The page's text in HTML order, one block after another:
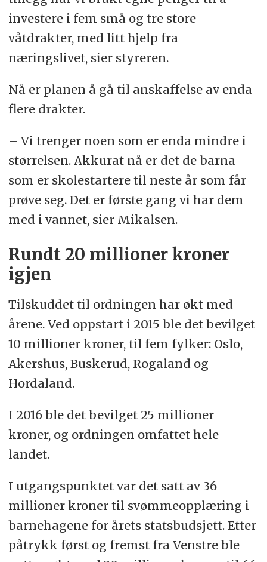
investere i fem små og tre store
våtdrakter, med litt hjelp fra
næringslivet, sier styreren.
Nå er planen å gå til anskaffelse av enda
flere drakter.
– Vi trenger noen som er enda mindre i
størrelsen. Akkurat nå er det de barna
som er skolestartere til neste år som får
prøve seg. Det er første gang vi har dem
med i vannet, sier Mikalsen.
Rundt 20 millioner kroner
igjen
Tilskuddet til ordningen har økt med
årene. Ved oppstart i 2015 ble det bevilget
10 millioner kroner, til fem fylker: Oslo,
Akershus, Buskerud, Rogaland og
Hordaland.
I 2016 ble det bevilget 25 millioner
kroner, og ordningen omfattet hele
landet.
I utgangspunktet var det satt av 36
millioner kroner til svømmeopplæring i
barnehagene for årets statsbudsjett. Etter
påtrykk først og fremst fra Venstre ble